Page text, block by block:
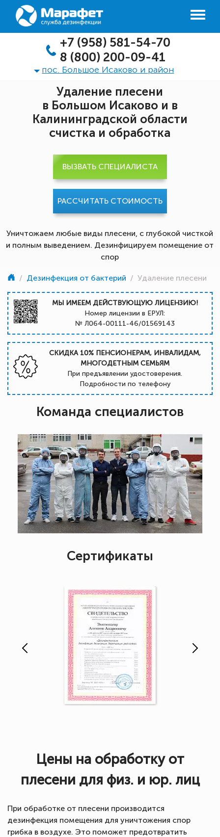
+7 (958) 581-54-70
8 (800) 200-09-41
пос. Большое Исаково и район
Удаление плесени
в Большом Исаково и в
Калининградской области
счистка и обработка
Уничтожаем любые виды плесени, с глубокой чисткой
и полным выведением. Дезинфицируем помещение от
спор
ВЫЗВАТЬ СПЕЦИАЛИСТА
РАССЧИТАТЬ СТОИМОСТЬ
/ Дезинфекция от бактерий / Удаление плесени
МЫ ИМЕЕМ ДЕЙСТВУЮЩУЮ ЛИЦЕНЗИЮ!
Номер лицензии в ЕРУЛ:
№ Л064-00111-46/01569143
СКИДКА 10% ПЕНСИОНЕРАМ, ИНВАЛИДАМ,
МНОГОДЕТНЫМ СЕМЬЯМ
При предъявлении удостоверения.
Подробности по телефону
Команда специалистов
Сертификаты
Цены на обработку от
плесени для физ. и юр. лиц
При обработке от плесени производится
дезинфекция помещения для уничтожения спор
грибка в воздухе. Это поможет предотвратить